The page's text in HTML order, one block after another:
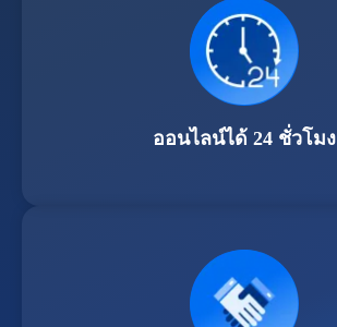
ออนไลน์ได้ 24 ชั่วโมง